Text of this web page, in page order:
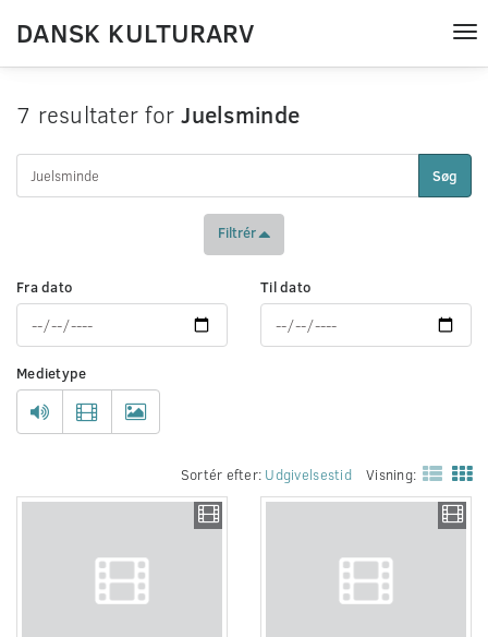
DANSK KULTURARV
7 resultater forJuelsminde
Søg
Filtrér
Fra dato Til dato
Medietype
Sortér efter: Udgivelsestid Visning: